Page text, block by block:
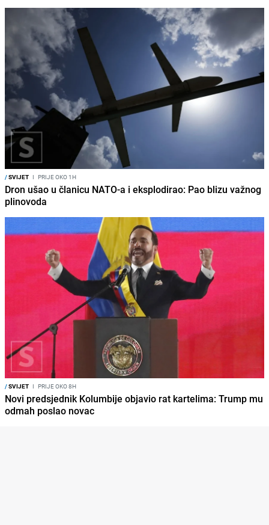
/SVIJET I PRIJE OKO 1H
Dron ušao u članicu NATO-a i eksplodirao: Pao blizu važnog
plinovoda
/SVIJET I PRIJE OKO 8H
Novi predsjednik Kolumbije objavio rat kartelima: Trump mu
odmah poslao novac